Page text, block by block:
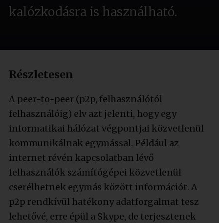
kalózkodásra is használható.
Részletesen
A peer-to-peer (p2p, felhasználótól
felhasználóig) elv azt jelenti, hogy egy
informatikai hálózat végpontjai közvetlenül
kommunikálnak egymással. Például az
internet révén kapcsolatban lévő
felhasználók számítógépei közvetlenül
cserélhetnek egymás között információt. A
p2p rendkívül hatékony adatforgalmat tesz
lehetővé, erre épül a Skype, de terjesztenek